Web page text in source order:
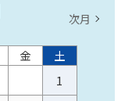
次月
金
土
1